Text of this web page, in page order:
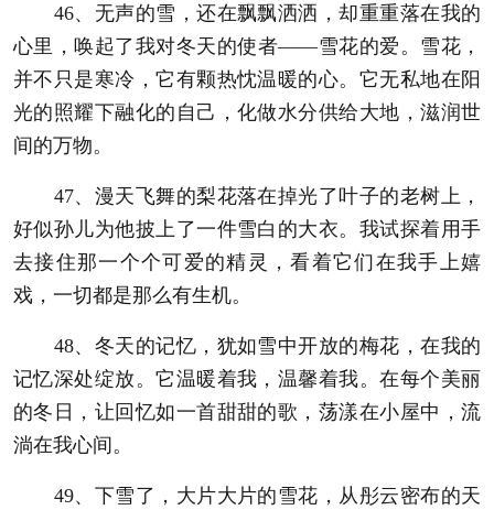
46、无声的雪，还在飘飘洒洒，却重重落在我的
心里，唤起了我对冬天的使者——雪花的爱。雪花，
并不只是寒冷，它有颗热忱温暖的心。它无私地在阳
光的照耀下融化的自己，化做水分供给大地，滋润世
间的万物。
47、漫天飞舞的梨花落在掉光了叶子的老树上，
好似孙儿为他披上了一件雪白的大衣。我试探着用手
去接住那一个个可爱的精灵，看着它们在我手上嬉
戏，一切都是那么有生机。
48、冬天的记忆，犹如雪中开放的梅花，在我的
记忆深处绽放。它温暖着我，温馨着我。在每个美丽
的冬日，让回忆如一首甜甜的歌，荡漾在小屋中，流
淌在我心间。
49、下雪了，大片大片的雪花，从彤云密布的天